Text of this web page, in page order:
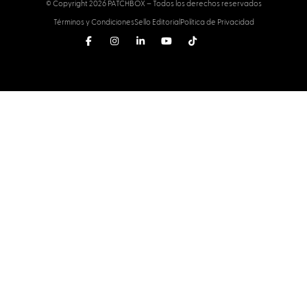
© Copyright 2026 PATCHBOX – Todos los derechos reservados
Términos y CondicionesSello Editorial Política de Privacidad